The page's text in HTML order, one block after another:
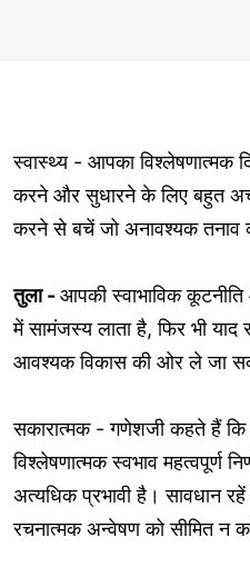
स्वास्थ्य - आपका विश्लेषणात्मक
करने और सुधारने के लिए बहुत
करने से बचें जो अनावश्यक तनाव
तुला -आपकी स्वाभाविक कूटनीति
में सामंजस्य लाता है, फिर भी
आवश्यक विकास की ओर ले जा
सकारात्मक - गणेशजी कहते हैं कि
विश्लेषणात्मक स्वभाव महत्वपूर्ण
अत्यधिक प्रभावी है। सावधान
रचनात्मक अन्वेषण को सीमित न